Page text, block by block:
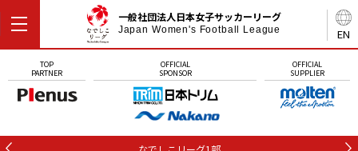
EN
一般社団法人日本女子サッカーリーグ
Japan Women's Football League
TOP
PARTNER
OFFICIAL
SPONSOR
OFFICIAL
SUPPLIER